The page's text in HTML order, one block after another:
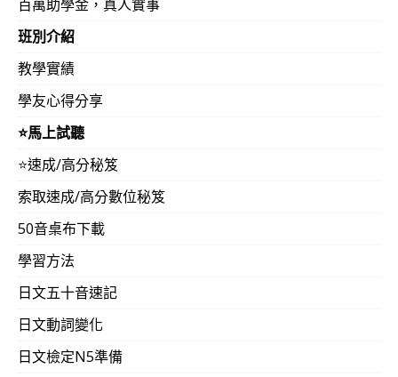
百萬助學金，真人實事
班別介紹
教學實績
學友心得分享
⭐️馬上試聽
⭐️速成/高分秘笈
索取速成/高分數位秘笈
50音桌布下載
學習方法
日文五十音速記
日文動詞變化
日文檢定N5準備